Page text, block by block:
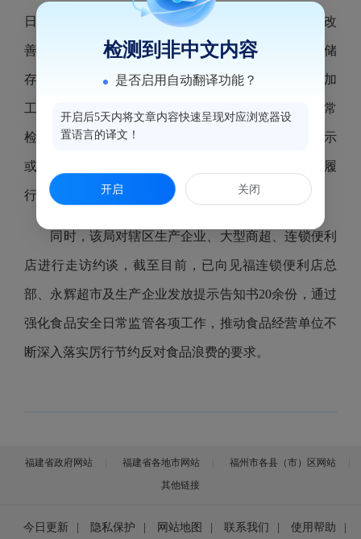
日常监管中，告知辖区食品生产经营企业采取措施，改
善食品储存、运输、加工条件，防止食品变质，降低储
存、运输中的损耗；提高食品加工利用率，避免过度加
工和过量使用原材料。要求食品生产经营企业加强日常
检查，对临近保质期的食品进行分类管理，作特别标示
或者集中陈列出售。并鼓励参与食品捐赠活动，依法履
行厨余垃圾源头减量义务。
同时，该局对辖区生产企业、大型商超、连锁便利
店进行走访约谈，截至目前，已向见福连锁便利店总
部、永辉超市及生产企业发放提示告知书20余份，通过
强化食品安全日常监管各项工作，推动食品经营单位不
断深入落实厉行节约反对食品浪费的要求。
福建省政府网站 福建省各地市网站
福州市各县（市）区网站
其他链接
今日更新 隐私保护 网站地图 联系我们 使用帮助
检测到非中文内容
是否启用自动翻译功能？
开启后5天内将文章内容快速呈现对应浏览器设
置语言的译文！
开启 关闭